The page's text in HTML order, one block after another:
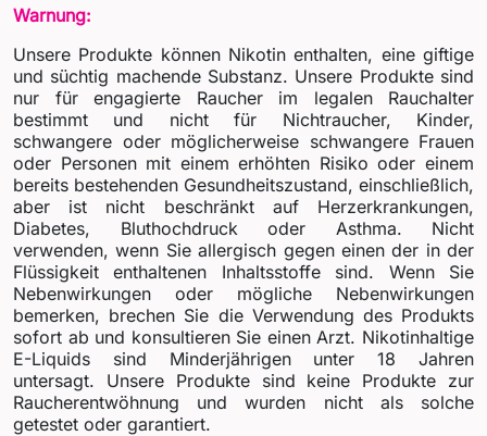
Warnung:
Unsere Produkte können Nikotin enthalten, eine giftige
und süchtig machende Substanz. Unsere Produkte sind
nur für engagierte Raucher im legalen Rauchalter
bestimmt und nicht für Nichtraucher, Kinder,
schwangere oder möglicherweise schwangere Frauen
oder Personen mit einem erhöhten Risiko oder einem
bereits bestehenden Gesundheitszustand, einschließlich,
aber ist nicht beschränkt auf Herzerkrankungen,
Diabetes, Bluthochdruck oder Asthma. Nicht
verwenden, wenn Sie allergisch gegen einen der in der
Flüssigkeit enthaltenen Inhaltsstoffe sind. Wenn Sie
Nebenwirkungen oder mögliche Nebenwirkungen
bemerken, brechen Sie die Verwendung des Produkts
sofort ab und konsultieren Sie einen Arzt. Nikotinhaltige
E-Liquids sind Minderjährigen unter 18 Jahren
untersagt. Unsere Produkte sind keine Produkte zur
Raucherentwöhnung und wurden nicht als solche
getestet oder garantiert.